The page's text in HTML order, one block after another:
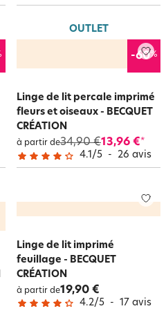
OUTLET
-60%
Linge de lit percale imprimé
fleurs et oiseaux - BECQUET
CRÉATION
à partir de34,90 €13,96 €*
4.1/5 - 26 avis
Linge de lit imprimé
feuillage - BECQUET
CRÉATION
à partir de19,90 €
4.2/5 - 17 avis